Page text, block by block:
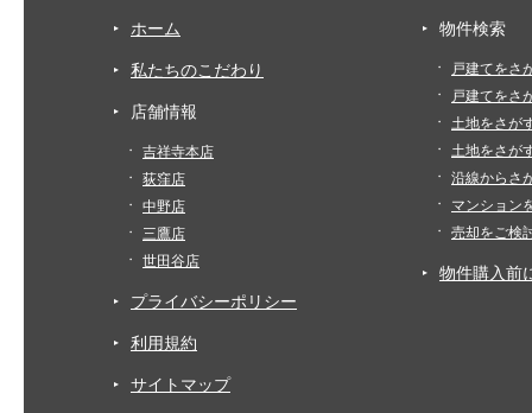
ホーム
私たちのこだわり
店舗情報
吉祥寺本店
荻窪店
中野店
三鷹店
世田谷店
プライバシーポリシー
利用規約
サイトマップ
物件検索
戸建てをさ
戸建てをさ
土地をさが
土地をさが
沿線からさ
マンション
売却をご検
物件購入前